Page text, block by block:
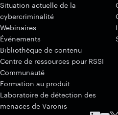
Situation actuelle de la
cybercriminalité
Webinaires
Événements
Bibliothèque de contenu
Centre de ressources pour RSSI
Communauté
Formation au produit
Laboratoire de détection des
menaces de Varonis